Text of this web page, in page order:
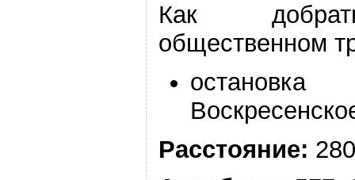
Как
общественном
Расстояние: